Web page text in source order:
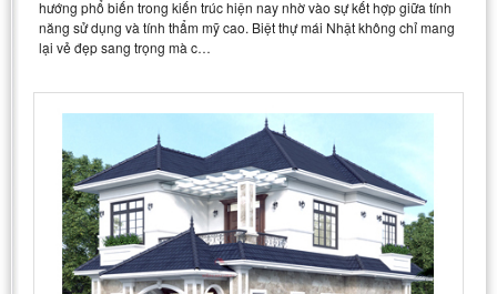
hướng phổ biến trong kiến trúc hiện nay nhờ vào sự kết hợp giữa tính
năng sử dụng và tính thẩm mỹ cao. Biệt thự mái Nhật không chỉ mang
lại vẻ đẹp sang trọng mà c…